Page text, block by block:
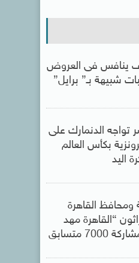
ينافس فى العروض
شبيهة بـ” برايل”
تواجه الدنمارك على
بكأس العالم
اليد
ومحافظ القاهرة
“القاهرة مهد
متسابق